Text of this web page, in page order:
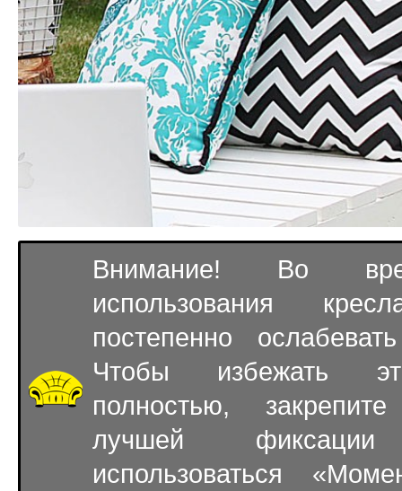
Внимание! Во
использования
постепенно
Чтобы избежать
полностью,
лучшей
использоваться